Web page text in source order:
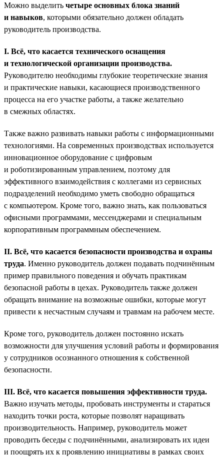
Можно выделить четыре основных блока знаний
и навыков, которыми обязательно должен обладать
руководитель производства.
I. Всё, что касается технического оснащения
и технологической организации производства.
Руководителю необходимы глубокие теоретические знания
и практические навыки, касающиеся производственного
процесса на его участке работы, а также желательно
в смежных областях.
Также важно развивать навыки работы с информационными
технологиями. На современных производствах используется
инновационное оборудование с цифровым
и роботизированным управлением, поэтому для
эффективного взаимодействия с коллегами из сервисных
подразделений необходимо уметь свободно обращаться
с компьютером. Кроме того, важно знать, как пользоваться
офисными программами, мессенджерами и специальным
корпоративным программным обеспечением.
II. Всё, что касается безопасности производства и охраны
труда. Именно руководитель должен подавать подчинённым
пример правильного поведения и обучать практикам
безопасной работы в цехах. Руководитель также должен
обращать внимание на возможные ошибки, которые могут
привести к несчастным случаям и травмам на рабочем месте.
Кроме того, руководитель должен постоянно искать
возможности для улучшения условий работы и формирования
у сотрудников осознанного отношения к собственной
безопасности.
III. Всё, что касается повышения эффективности труда.
Важно изучать методы, пробовать инструменты и стараться
находить точки роста, которые позволят наращивать
производительность. Например, руководитель может
проводить беседы с подчинёнными, анализировать их идеи
и поощрять их к проявлению инициативы в рамках своих